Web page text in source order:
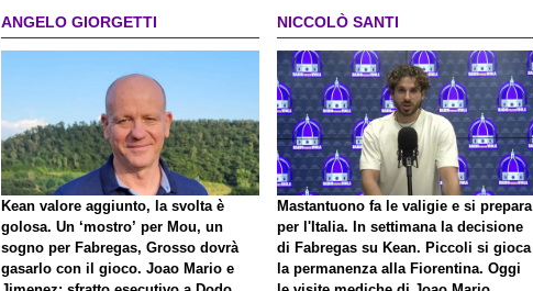
ANGELO GIORGETTI
Kean valore aggiunto, la svolta è
golosa. Un ‘mostro’ per Mou, un
sogno per Fabregas, Grosso dovrà
gasarlo con il gioco. Joao Mario e
NICCOLÒ SANTI
Mastantuono fa le valigie e si prepara
per l'Italia. In settimana la decisione
di Fabregas su Kean. Piccoli si gioca
la permanenza alla Fiorentina. Oggi